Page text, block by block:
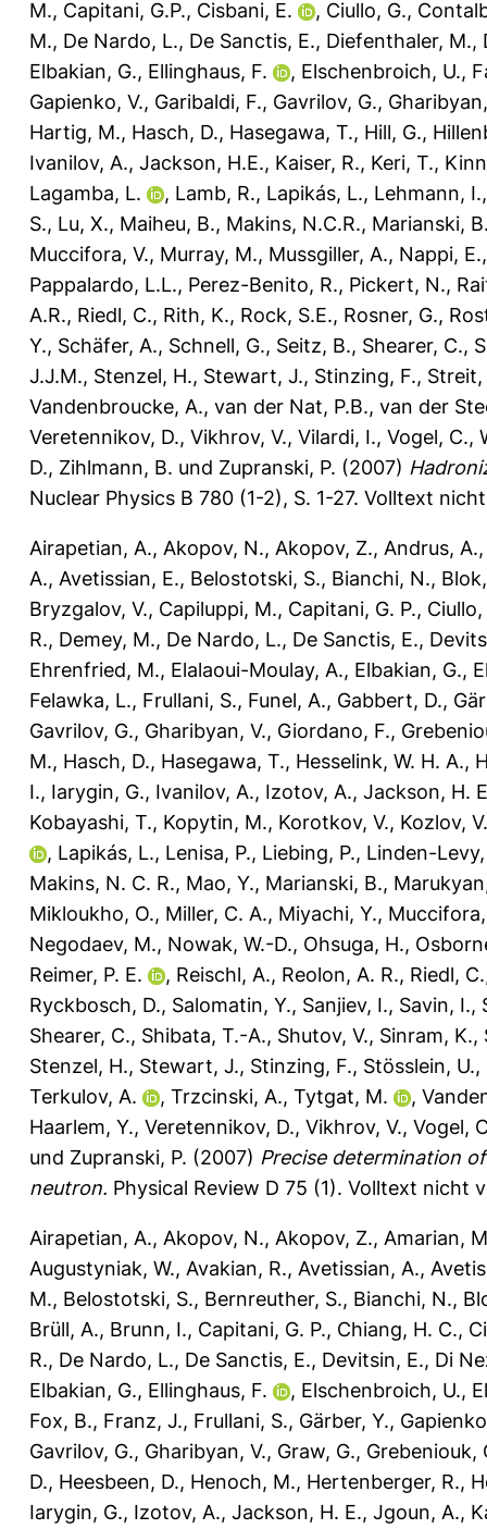
M., Capitani, G.P., Cisbani, E. , Ciullo, G.,
M., De Nardo, L., De Sanctis, E., Diefenthaler, M.,
Elbakian, G., Ellinghaus, F. , Elschenbroich, U.,
Gapienko, V., Garibaldi, F., Gavrilov, G.,
Hartig, M., Hasch, D., Hasegawa, T., Hill, G.,
Ivanilov, A., Jackson, H.E., Kaiser, R., Keri, T.,
Lagamba, L.
, Lamb, R., Lapikás, L., Lehmann, I.
S., Lu, X., Maiheu, B., Makins, N.C.R., Marianski,
Muccifora, V., Murray, M., Mussgiller, A., Nappi, E.
Pappalardo, L.L., Perez-Benito, R., Pickert, N.,
A.R., Riedl, C., Rith, K., Rock, S.E., Rosner, G.,
Y., Schäfer, A., Schnell, G., Seitz, B., Shearer, C.,
J.J.M., Stenzel, H., Stewart, J., Stinzing, F., Streit,
Vandenbroucke, A., van der Nat, P.B., van der
Veretennikov, D., Vikhrov, V., Vilardi, I., Vogel, C.,
D., Zihlmann, B. und Zupranski, P. (2007)
Nuclear Physics B 780 (1-2), S. 1-27. Volltext
Airapetian, A., Akopov, N., Akopov, Z., Andrus, A.
A., Avetissian, E., Belostotski, S., Bianchi, N.,
Bryzgalov, V., Capiluppi, M., Capitani, G. P., Ciullo,
R., Demey, M., De Nardo, L., De Sanctis, E.,
Ehrenfried, M., Elalaoui-Moulay, A., Elbakian, G.,
Felawka, L., Frullani, S., Funel, A., Gabbert, D.,
Gavrilov, G., Gharibyan, V., Giordano, F.,
M., Hasch, D., Hasegawa, T., Hesselink, W. H. A.,
I., Iarygin, G., Ivanilov, A., Izotov, A., Jackson, H.
Kobayashi, T., Kopytin, M., Korotkov, V., Kozlov, V.
, Lapikás, L., Lenisa, P., Liebing, P., Linden-
Makins, N. C. R., Mao, Y., Marianski, B.,
Mikloukho, O., Miller, C. A., Miyachi, Y., Muccifora,
Negodaev, M., Nowak, W.-D., Ohsuga, H.,
Reimer, P. E.
, Reischl, A., Reolon, A. R., Riedl, C.
Ryckbosch, D., Salomatin, Y., Sanjiev, I., Savin, I.,
Shearer, C., Shibata, T.-A., Shutov, V., Sinram, K.,
Stenzel, H., Stewart, J., Stinzing, F., Stösslein, U.,
Terkulov, A.
, Trzcinski, A., Tytgat, M. ,
Haarlem, Y., Veretennikov, D., Vikhrov, V., Vogel,
und Zupranski, P. (2007) Precise determination
neutron. Physical Review D 75 (1). Volltext nicht
Airapetian, A., Akopov, N., Akopov, Z., Amarian,
Augustyniak, W., Avakian, R., Avetissian, A.,
M., Belostotski, S., Bernreuther, S., Bianchi, N.,
Brüll, A., Brunn, I., Capitani, G. P., Chiang, H. C.,
R., De Nardo, L., De Sanctis, E., Devitsin, E., Di
Elbakian, G., Ellinghaus, F. , Elschenbroich, U.,
Fox, B., Franz, J., Frullani, S., Gärber, Y.,
Gavrilov, G., Gharibyan, V., Graw, G., Grebeniouk,
D., Heesbeen, D., Henoch, M., Hertenberger, R.,
Iarygin, G., Izotov, A., Jackson, H. E., Jgoun, A.,